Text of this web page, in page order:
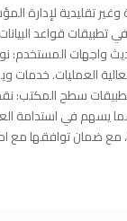
تقليدية لإدارة
قواعد
الحالية دون الحاجة إلى استبدالها
العمليات.
سطح المكتب:
مع ضمان توافقها مع